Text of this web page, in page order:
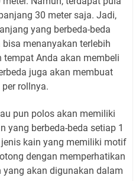
30 meter saja. Jadi,
yang berbeda-beda
menanyakan terlebih
Anda akan membeli
juga akan membuat
rollnya.
pun polos akan memiliki
yang berbeda-beda setiap 1
kain yang memiliki motif
dengan memperhatikan
akan digunakan dalam